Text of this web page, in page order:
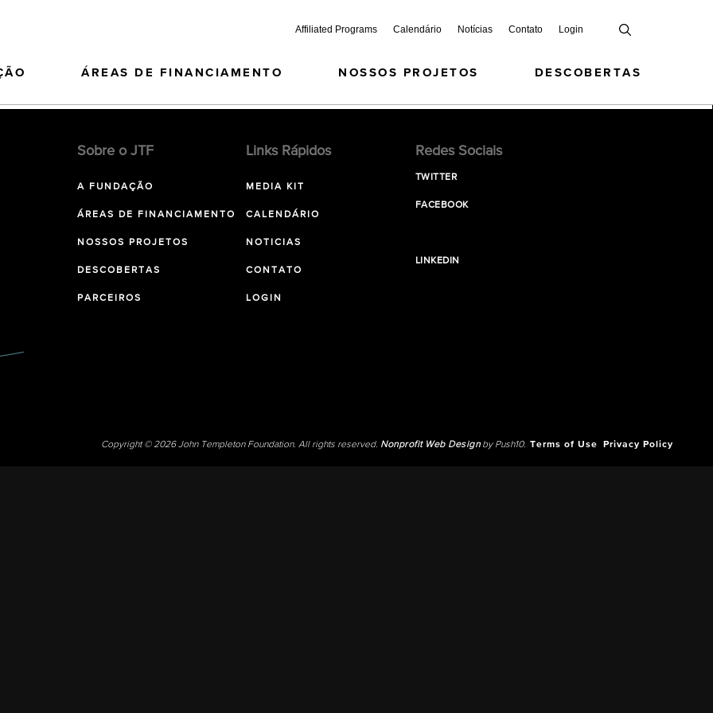
Affiliated Programs Calendário Notícias Contato Login
ÁREAS DE FINANCIAMENTO NOSSOS PROJETOS DESCOBERTAS
Sobre o JTF
A FUNDAÇÃO
ÁREAS DE FINANCIAMENTO
NOSSOS PROJETOS
DESCOBERTAS
PARCEIROS
Links Rápidos
MEDIA KIT
CALENDÁRIO
NOTICIAS
CONTATO
LOGIN
Redes Sociais
TWITTER
FACEBOOK
LINKEDIN
Copyright © 2026 John Templeton Foundation. All rights reserved. Nonprofit Web Designby Push10. Terms of Use Privacy Policy